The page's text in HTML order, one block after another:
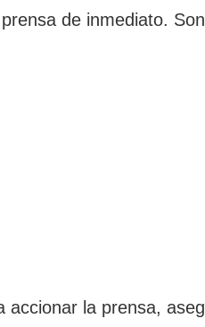
de inmediato.
la prensa,